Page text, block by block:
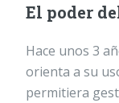
El poder
Hace unos 3
orienta a su
permitiera